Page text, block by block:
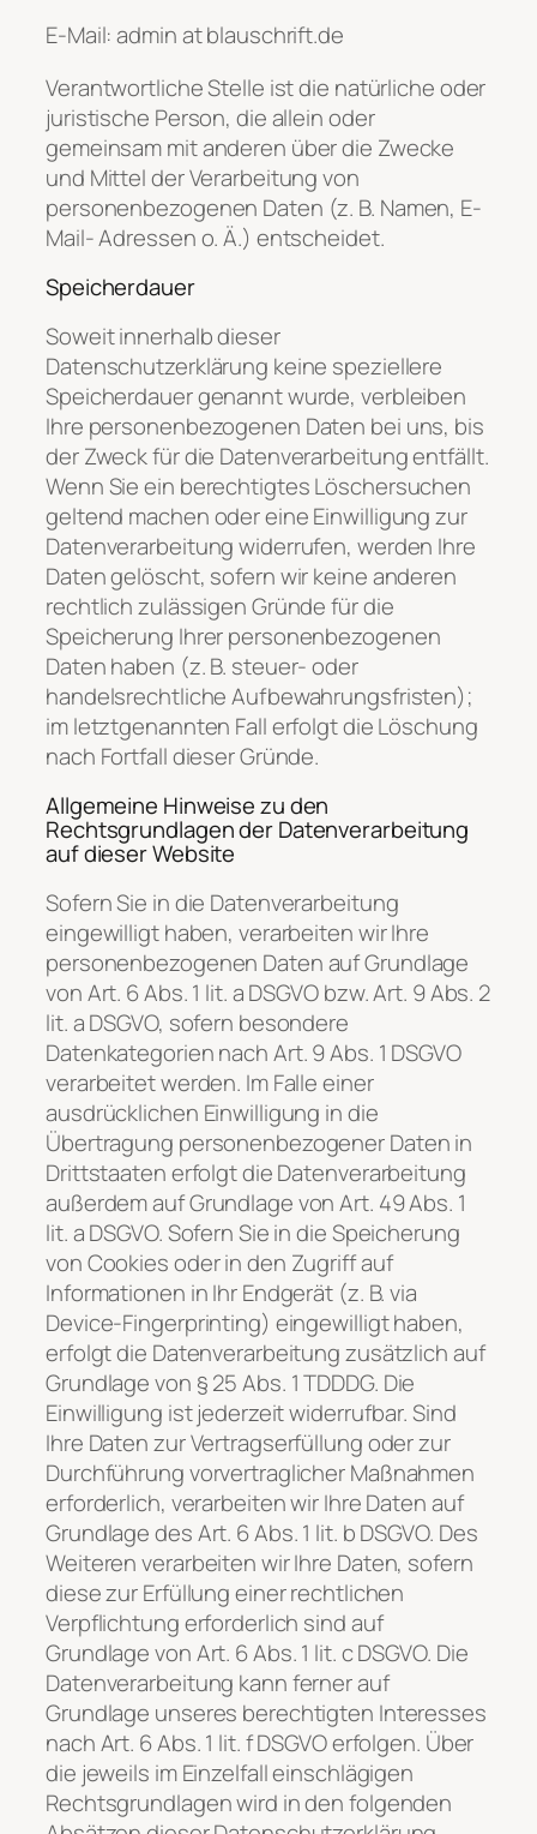
E-Mail: admin at blauschrift.de
Verantwortliche Stelle ist die natürliche oder
juristische Person, die allein oder
gemeinsam mit anderen über die Zwecke
und Mittel der Verarbeitung von
personenbezogenen Daten (z. B. Namen, E-
Mail- Adressen o. Ä.) entscheidet.
Speicherdauer
Soweit innerhalb dieser
Datenschutzerklärung keine speziellere
Speicherdauer genannt wurde, verbleiben
Ihre personenbezogenen Daten bei uns, bis
der Zweck für die Datenverarbeitung entfällt.
Wenn Sie ein berechtigtes Löschersuchen
geltend machen oder eine Einwilligung zur
Datenverarbeitung widerrufen, werden Ihre
Daten gelöscht, sofern wir keine anderen
rechtlich zulässigen Gründe für die
Speicherung Ihrer personenbezogenen
Daten haben (z. B. steuer- oder
handelsrechtliche Aufbewahrungsfristen);
im letztgenannten Fall erfolgt die Löschung
nach Fortfall dieser Gründe.
Allgemeine Hinweise zu den
Rechtsgrundlagen der Datenverarbeitung
auf dieser Website
Sofern Sie in die Datenverarbeitung
eingewilligt haben, verarbeiten wir Ihre
personenbezogenen Daten auf Grundlage
von Art. 6 Abs. 1 lit. a DSGVO bzw. Art. 9 Abs. 2
lit. a DSGVO, sofern besondere
Datenkategorien nach Art. 9 Abs. 1 DSGVO
verarbeitet werden. Im Falle einer
ausdrücklichen Einwilligung in die
Übertragung personenbezogener Daten in
Drittstaaten erfolgt die Datenverarbeitung
außerdem auf Grundlage von Art. 49 Abs. 1
lit. a DSGVO. Sofern Sie in die Speicherung
von Cookies oder in den Zugriff auf
Informationen in Ihr Endgerät (z. B. via
Device-Fingerprinting) eingewilligt haben,
erfolgt die Datenverarbeitung zusätzlich auf
Grundlage von § 25 Abs. 1 TDDDG. Die
Einwilligung ist jederzeit widerrufbar. Sind
Ihre Daten zur Vertragserfüllung oder zur
Durchführung vorvertraglicher Maßnahmen
erforderlich, verarbeiten wir Ihre Daten auf
Grundlage des Art. 6 Abs. 1 lit. b DSGVO. Des
Weiteren verarbeiten wir Ihre Daten, sofern
diese zur Erfüllung einer rechtlichen
Verpflichtung erforderlich sind auf
Grundlage von Art. 6 Abs. 1 lit. c DSGVO. Die
Datenverarbeitung kann ferner auf
Grundlage unseres berechtigten Interesses
nach Art. 6 Abs. 1 lit. f DSGVO erfolgen. Über
die jeweils im Einzelfall einschlägigen
Rechtsgrundlagen wird in den folgenden